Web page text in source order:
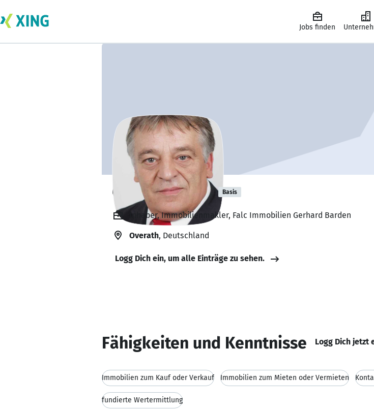
Jobs finden
Gerhard Barden Basis
Inhaber, Immobilienmakler, Falc Immobilien Gerhard Barden
Overath, Deutschland
Logg Dich ein, um alle Einträge zu sehen.
Fähigkeiten und Kenntnisse Logg Dich jetzt
Immobilien zum Kauf oder Verkauf Immobilien zum Mieten oder Vermieten
fundierte Wertermittlung